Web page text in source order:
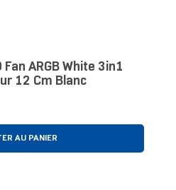
ARGB White 3in1
12 Cm Blanc
AU PANIER